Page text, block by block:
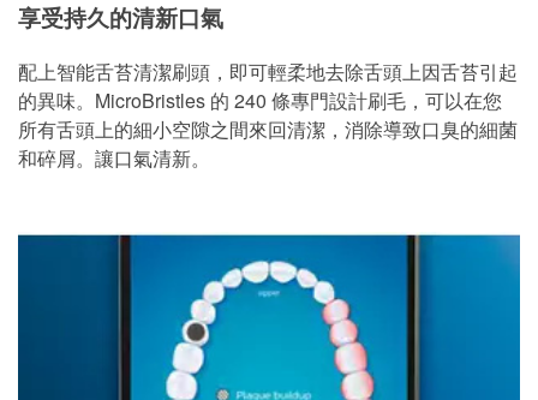
享受持久的清新口氣
配上智能舌苔清潔刷頭，即可輕柔地去除舌頭上因舌苔引起
的異味。MicroBristles 的 240 條專門設計刷毛，可以在您
所有舌頭上的細小空隙之間來回清潔，消除導致口臭的細菌
和碎屑。讓口氣清新。